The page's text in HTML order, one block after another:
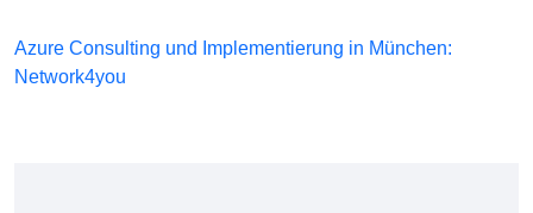
Azure Consulting und Implementierung in München:
Network4you